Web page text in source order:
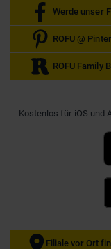
Werde unser
ROFU @
ROFU Family
Kostenlos für iOS und
Filiale vor Ort